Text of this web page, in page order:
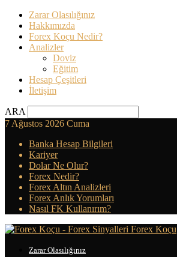
Zarar Olasılığınız
Hakkımızda
Forex Koçu Nedir?
Analizler
Doviz
Eğitim
Hesap Çeşitleri
İletişim
ARA
7 Ağustos 2026 Cuma
Banka Hesap Bilgileri
Kariyer
Dolar Ne Olur?
Forex Nedir?
Forex Altın Analizleri
Forex Anlık Yorumları
Nasıl FK Kullanırım?
Forex Koçu
Zarar Olasılığınız